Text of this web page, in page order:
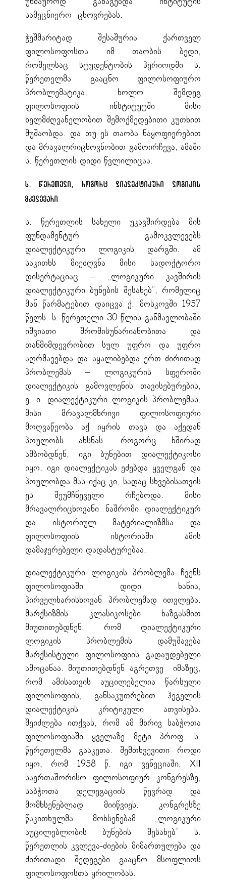
სამეცნიერო ცხოვრებას.
ჭეშმარიტად შესაშურია ქართველ
ფილოსოფოსთა იმ თაობის ბედი,
რომელსაც სტუდენტობის პერიოდში ს.
წერეთელმა გააცნო ფილოსოფიურო
პრობლემატიკა, ხოლო შემდეგ
ფილოსოფიის ინსტიტუტში მისი
ხელმძღვანელობით შემოქმედებითი კუთხით
მუშაობდა. და თუ ეს თაობა ნაყოფიერებით
და მრავალრიცხოვნობით გამოირჩევა, ამაში
ს. წერეთლის დიდი წვლილიცაა.
ს. წერეთელი, როგორც დიალექტიკური ლოგიკის
მკვლევარი
ს. წერეთლის სახელი უკავშირდება მის
ფუნდამენტურ გამოკვლევებს
დიალექტიკური ლოგიკის დარგში. ამ
საკითხს მიეძღვნა მისი სადოქტორო
დისერტაციაც – „ლოგიკური კავშირის
დიალექტიკური ბუნების შესახებ“, რომელიც
მან წარმატებით დაიცვა ქ. მოსკოვში 1957
წელს. ს. წერეთელი 30 წლის განმავლობაში
იშვიათი შრომისუნარიანობითა და
თანმიმდევრობით სულ უფრო და უფრო
აღრმავებდა და აყალიბებდა ერთ ძირითად
პრობლემას – ლოგიკურის სფეროში
დიალექტიკის გამოვლენის თავისებურების,
ე. ი. დიალექტიკური ლოგიკის პრობლემას.
მისი მრავალმხრივი ფილოსოფიური
მოღვაწეობა აქ იყრის თავს და აქედან
პოულობს ახსნას. როგორც ხშირად
ამბობდნენ, იგი ბუნებით დიალექტიკოსი
იყო. იგი დიალექტიკას ეძებდა ყველგან და
პოულობდა მას იქაც კი, სადაც სხვებისათვის
ეს შეუმჩნეველი რჩებოდა. მისი
მრავალრიცხოვანი ნაშრომი დიალექტიკურ
და ისტორიულ მატერიალიზმსა და
ფილოსოფიის ისტორიაში ამის
დამაჯერებელი დადასტურებაა.
დიალექტიკური ლოგიკის პრობლემა ჩვენს
ფილოსოფიაში დიდი ხანია,
პირველხარისხოვან პრობლემად ითვლება.
მარქსიზმის კლასიკოსები ხაზგასმით
მიუთითებდნენ, რომ დიალექტიკური
ლოგიკის პრობლემის დამუშავება
მარქსისტული ფილოსოფიის გადაუდებელი
ამოცანაა. მიუთითებდნენ აგრეთვე იმაზეც,
რომ ამისათვის აუცილებელია წარსული
ფილოსოფიის, განსაკუთრებით ჰეგელის
დიალექტიკის კრიტიკული ათვისება.
შეიძლება ითქვას, რომ ამ მხრივ საბჭოთა
ფილოსოფიაში ყველაზე მეტი პროფ. ს.
წერეთელმა გააკეთა. შემთხვევითი როდი
იყო, რომ 1958 წ. იგი ვენეციაში, XII
საერთაშორისო ფილოსოფიურ კონგრესზე,
საბჭოთა დელეგაციის წევრად და
მომხსენებლად მიიწვიეს. კონგრესზე
წაკითხულმა მოხსენებამ „ლოგიკური
აუცილებლობის ბუნების შესახებ“ ს.
წერეთლის კვლევა-ძიების მიმართულება და
ძირითადი შედეგები გააცნო მსოფლიოს
ფილოსოფოსთა ყრილობას.